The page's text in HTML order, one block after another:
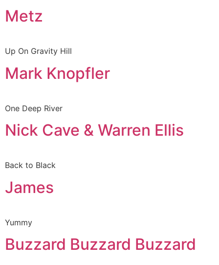
Metz
Up On Gravity Hill
Mark Knopfler
One Deep River
Nick Cave & Warren Ellis
Back to Black
James
Yummy
Buzzard Buzzard Buzzard